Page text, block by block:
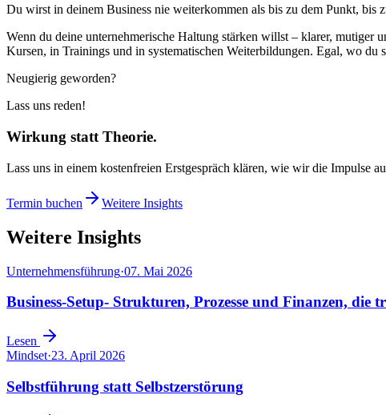
Du wirst in deinem Business nie weiterkommen als bis zu dem Punkt, bis
Wenn du deine unternehmerische Haltung stärken willst – klarer,
Kursen, in Trainings und in systematischen Weiterbildungen. Egal, wo du
Neugierig geworden?
Lass uns reden!
Wirkung statt Theorie.
Lass uns in einem kostenfreien Erstgespräch klären, wie wir die Impulse
Termin buchen Weitere Insights
Weitere Insights
Unternehmensführung·07. Mai 2026
Business-Setup- Strukturen, Prozesse und Finanzen, die
Lesen
Mindset·23. April 2026
Selbstführung statt Selbstzerstörung